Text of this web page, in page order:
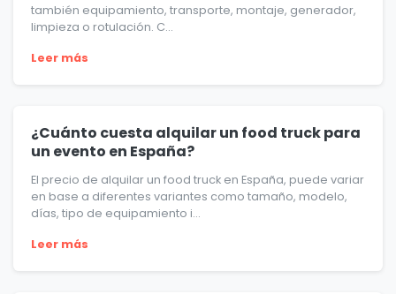
también equipamiento, transporte, montaje, generador,
limpieza o rotulación. C...
Leer más
¿Cuánto cuesta alquilar un food truck para
un evento en España?
El precio de alquilar un food truck en España, puede variar
en base a diferentes variantes como tamaño, modelo,
días, tipo de equipamiento i...
Leer más